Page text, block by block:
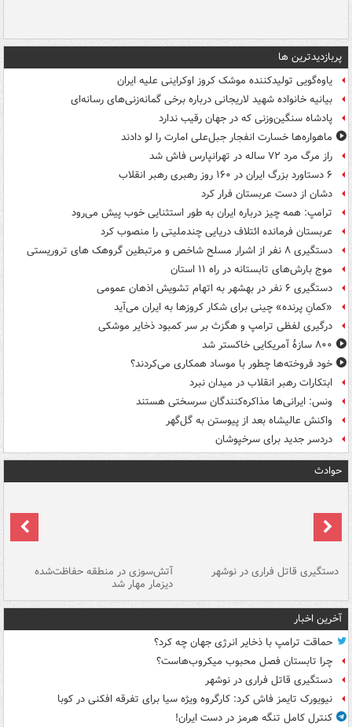
پربازدیدترین ها
یاوه‌گویی تولیدکننده موشک کروز اوکراینی علیه ایران
بیانیه خانواده شهید لاریجانی درباره برخی گمانه‌زنی‌های رسانه‌ای
پادشاه سنگین‌وزنی که در جهان رقیب ندارد
ماهواره‌ها خسارت انفجار جبل‌علی امارت را لو دادند
راز مرگ مرد ۷۲ ساله در تهرانپارس فاش شد
۶ دستاورد بزرگ ایران در ۱۶۰ روز رهبری رهبر انقلاب
دشان از دست عربستان فرار کرد
ترامپ: همه چیز درباره ایران به طور استثنایی خوب پیش می‌رود
عربستان فرمانده ائتلاف دریایی چندملیتی را منصوب کرد
دستگیری ۸ نفر از اشرار مسلح شاخص و مرتبطین گروهک های تروریستی
موج بارش‌های تابستانه در راه ۱۱ استان
دستگیری ۶ نفر در بهشهر به اتهام تشویش اذهان عمومی
«کمانِ پرنده» چینی برای شکار کروزها به ایران می‌آید
درگیری لفظی ترامپ و هگزث بر سر کمبود ذخایر موشکی
۸۰۰ سازۀ آمریکایی خاکستر شد
خود فروخته‌ها چطور با موساد همکاری می‌کردند؟
ابتکارات رهبر انقلاب در میدان نبرد
ونس: ایرانی‌ها مذاکره‌کنندگان سرسختی هستند
واکنش عالیشاه بعد از پیوستن به گل‌گهر
دردسر جدید برای سرخپوشان
حوادث
دستگیری قاتل فراری در نوشهر آتش‌سوزی در منطقه حفاظت‌شده
دیزمار مهار شد
آخرین اخبار
حماقت ترامپ با ذخایر انرژی جهان چه کرد؟
چرا تابستان فصل محبوب میکروب‌هاست؟
دستگیری قاتل فراری در نوشهر
نیویورک تایمز فاش کرد: کارگروه ویژه سیا برای تفرقه افکنی در کوبا
کنترل کامل تنگه هرمز در دست ایران!